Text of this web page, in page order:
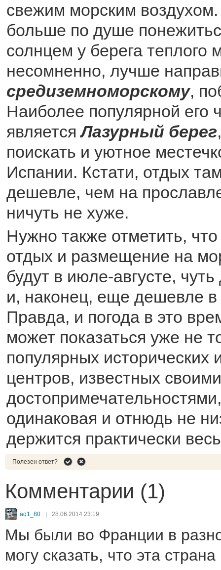
свежим морским
больше по душе
солнцем у берега теплого
несомненно, лучше
средиземноморскому,
Наиболее популярной его
являетсяЛазурный берег
поискать и уютное
Испании. Кстати, отдых
дешевле, чем на
ничуть не хуже.
Нужно также отметить,
отдых и размещение на
будут в июле-августе,
и, наконец, еще дешевле
Правда, и погода в это
может показаться уже не
популярных исторических
центров, известных своими
одинаковая и отнюдь не
держится практически
Полезен ответ?
Комментарии (1)
aq1_80 28.06.2014 23:19
Мы были во Франции в
могу сказать, что эта